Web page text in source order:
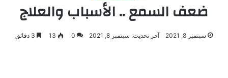
ضعف السمع .. الأسباب والعلاج
سبتمبر 8, 2021 آخر تحديث: سبتمبر 8, 2021 0
13